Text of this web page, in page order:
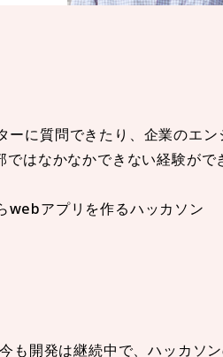
に質問できたり、企業のエン
はなかなかできない経験がで
アプリを作るハッカソン
も開発は継続中で、ハッカソ